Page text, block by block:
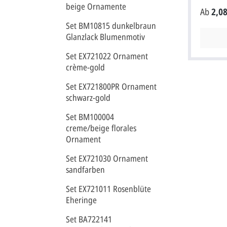
beige Ornamente
Set BM10815 dunkelbraun
Glanzlack Blumenmotiv
Set EX721022 Ornament
crème-gold
Set EX721800PR Ornament
schwarz-gold
Set BM100004
creme/beige florales
Ornament
Set EX721030 Ornament
sandfarben
Set EX721011 Rosenblüte
Eheringe
Set BA722141
zwei
wird
einem
Ab